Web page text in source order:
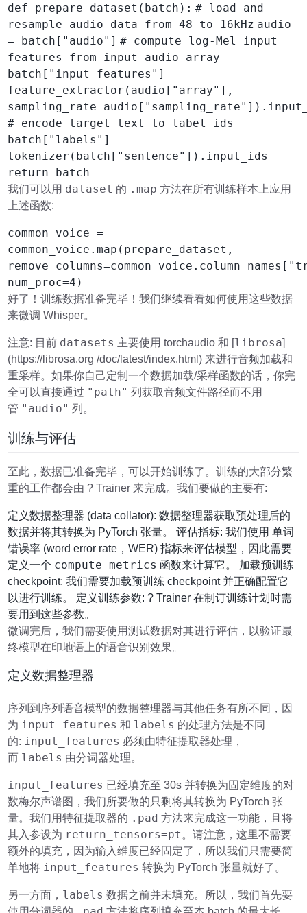
def prepare_dataset(batch): # load and
resample audio data from 48 to 16kHz audio
= batch["audio"] # compute log-Mel input
features from input audio array
batch["input_features"] =
feature_extractor(audio["array"],
# encode target text to label ids
batch["labels"] =
tokenizer(batch["sentence"]).input_ids
return batch
我们可以用 dataset 的 .map 方法在所有训练样本上应用
上述函数:
common_voice =
common_voice.map(prepare_dataset,
num_proc=4)
好了！训练数据准备完毕！我们继续看看如何使用这些数据
来微调 Whisper。
注意: 目前 datasets 主要使用 torchaudio 和 [librosa]
(https://librosa.org /doc/latest/index.html) 来进行音频加载和
重采样。如果你自己定制一个数据加载/采样函数的话，你完
全可以直接通过 "path" 列获取音频文件路径而不用
管 "audio" 列。
训练与评估
至此，数据已准备完毕，可以开始训练了。训练的大部分繁
重的工作都会由 ? Trainer 来完成。我们要做的主要有:
定义数据整理器 (data collator): 数据整理器获取预处理后的
数据并将其转换为 PyTorch 张量。 评估指标: 我们使用 单词
错误率 (word error rate，WER) 指标来评估模型，因此需要
定义一个 compute_metrics 函数来计算它。 加载预训练
checkpoint: 我们需要加载预训练 checkpoint 并正确配置它
以进行训练。 定义训练参数: ? Trainer 在制订训练计划时需
要用到这些参数。
微调完后，我们需要使用测试数据对其进行评估，以验证最
终模型在印地语上的语音识别效果。
定义数据整理器
序列到序列语音模型的数据整理器与其他任务有所不同，因
为 input_features 和 labels 的处理方法是不同
的: input_features 必须由特征提取器处理，
而 labels 由分词器处理。
input_features 已经填充至 30s 并转换为固定维度的对
数梅尔声谱图，我们所要做的只剩将其转换为 PyTorch 张
量。我们用特征提取器的 .pad 方法来完成这一功能，且将
其入参设为 return_tensors=pt 。请注意，这里不需要
额外的填充，因为输入维度已经固定了，所以我们只需要简
单地将 input_features 转换为 PyTorch 张量就好了。
另一方面， labels 数据之前并未填充。所以，我们首先要